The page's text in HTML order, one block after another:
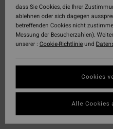
dass Sie Cookies, die Ihrer
ablehnen oder sich dagegen
betreffenden Cookies nicht
Messung der Besucherzahlen).
unserer : Cookie-Richtlinieund
Cookies
Alle Cookies